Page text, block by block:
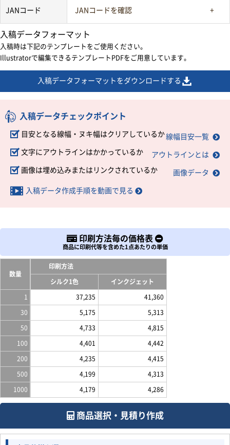
JANコード JANコードを確認
入稿データフォーマット
入稿時は下記のテンプレートをご使用ください。
Illustratorで編集できるテンプレートPDFをご用意しています。
入稿データフォーマットをダウンロードする
入稿データチェックポイント
目安となる線幅・ヌキ幅はクリアしているか線幅目安一覧
文字にアウトラインはかかっているか アウトラインとは
画像は埋め込みまたはリンクされているか 画像データ
入稿データ作成手順を動画で見る
印刷方法毎の価格表
商品に印刷代等を含めた1点あたりの単価
数量
印刷方法
シルク1色 インクジェット
1 37,235 41,360
30 5,175 5,313
50 4,733 4,815
100 4,401 4,442
200 4,235 4,415
500 4,199 4,313
1000 4,179 4,286
商品選択・見積り作成